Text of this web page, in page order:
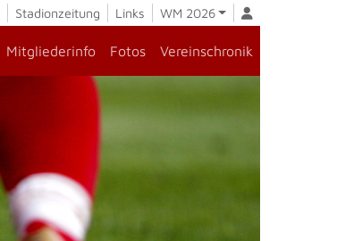
Stadionzeitung Links WM 2026
Mitgliederinfo Fotos Vereinschronik